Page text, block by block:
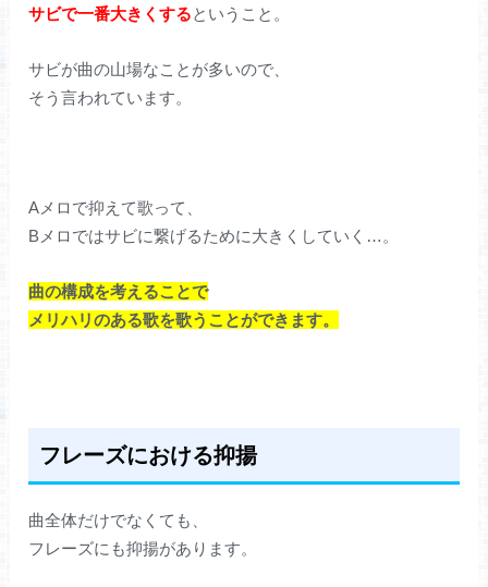
サビで一番大きくするということ。
サビが曲の山場なことが多いので、
そう言われています。
Aメロで抑えて歌って、
Bメロではサビに繋げるために大きくしていく…。
曲の構成を考えることで
メリハリのある歌を歌うことができます。
フレーズにおける抑揚
曲全体だけでなくても、
フレーズにも抑揚があります。